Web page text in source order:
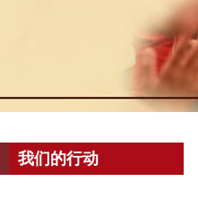
我们的行动